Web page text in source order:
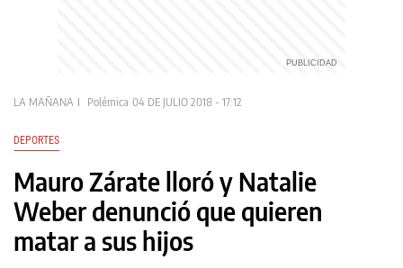
LA MAÑANA Polémica 04 DE JULIO 2018 - 17:12
DEPORTES
Mauro Zárate lloró y Natalie
Weber denunció que quieren
matar a sus hijos